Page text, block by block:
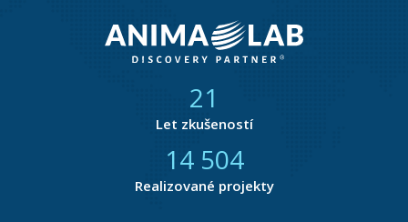
21
Let zkušeností
14 857
Realizované projekty